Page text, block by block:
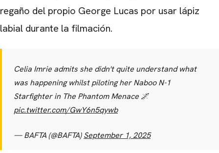
regaño del propio George Lucas por usar lápiz
labial durante la filmación.
Celia Imrie admits she didn't quite understand what
was happening whilst piloting her Naboo N-1
Starfighter in The Phantom Menace 🌌
pic.twitter.com/GwY6n5qywb
— BAFTA (@BAFTA)September 1, 2025